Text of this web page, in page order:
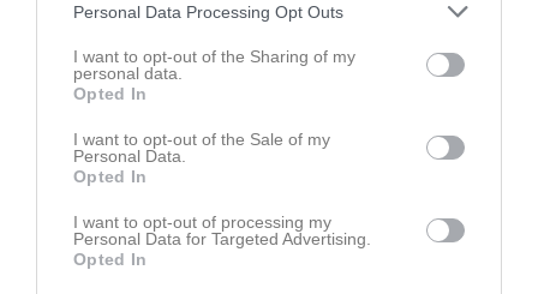
Personal Data Processing Opt Outs
I want to opt-out of the Sharing of my
personal data.
Opted In
I want to opt-out of the Sale of my
Personal Data.
Opted In
I want to opt-out of processing my
Personal Data for Targeted Advertising.
Opted In
260617 SIF U13 vs Knivsta
På gång